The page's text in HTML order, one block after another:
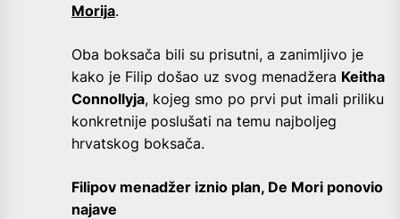
Morija.
Oba boksača bili su prisutni, a zanimljivo je
kako je Filip došao uz svog menadžera Keitha
Connollyja, kojeg smo po prvi put imali priliku
konkretnije poslušati na temu najboljeg
hrvatskog boksača.
Filipov menadžer iznio plan, De Mori ponovio
najave